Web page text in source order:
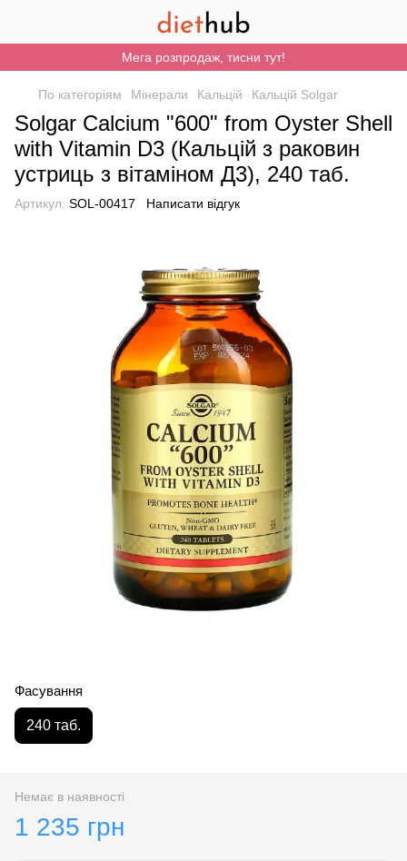
Мега розпродаж, тисни тут!
По категоріям Мінерали Кальцій Кальцій Solgar
Solgar Calcium "600" from Oyster Shell
with Vitamin D3 (Кальцій з раковин
устриць з вітаміном Д3), 240 таб.
Артикул: SOL-00417 Написати відгук
Фасування
240 таб.
Немає в наявності
1 235 грн